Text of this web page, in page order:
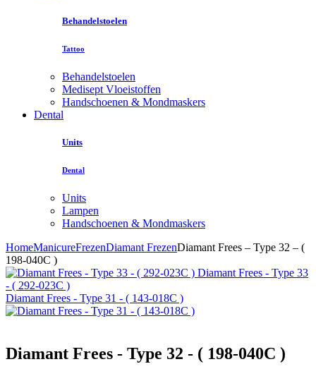
Behandelstoelen
Tattoo
Behandelstoelen
Medisept Vloeistoffen
Handschoenen & Mondmaskers
Dental
Units
Dental
Units
Lampen
Handschoenen & Mondmaskers
HomeManicureFrezenDiamant FrezenDiamant Frees – Type 32 – (
198-040C )
Diamant Frees - Type 33
- ( 292-023C )
Diamant Frees - Type 31 - ( 143-018C )
Diamant Frees - Type 32 - ( 198-040C )